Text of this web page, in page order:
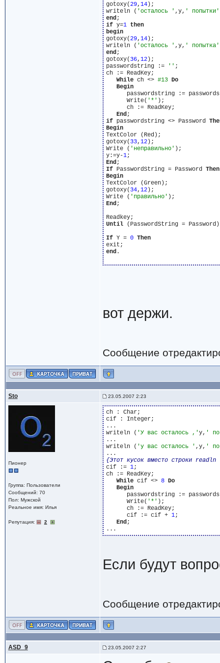
gotoxy(29, 14);
writeln ( 'осталось ' ,y, ' попытки'
end
if y=1 then
begin
gotoxy(29, 14);
writeln ( 'осталось ' ,y, ' попытка'
end;
gotoxy( 36, 12);
passwordstring :=
'' ;
ch := ReadKey;
While ch <> #13 Do
Begin
passwordstring :=
      Write(
'*' );
      ch := ReadKey;
End
if passwordstring <> Password
Begin
TextColor (Red);
gotoxy( 33, 12);
Write ( 'неправильно' );
y:=y-1
End
If PasswordString = Password Then
Begin
TextColor (Green);
gotoxy( 34, 12);
Write ( 'правильно'
End;
Until (PasswordString =
If Y = 0 Then
end.
вот держи.
Сообщение
Sto 23.05.2007 2:23
Пионер
Группа: Пользователи
Сообщений: 70
Пол: Мужской
Реальное имя: Илья
Репутация: 2
ch : Char;
cif : Integer;
...
writeln ( 'У вас осталось ,'y, '
...
writeln ( 'у вас осталось ' ,y, '
{Этот кусок вместо строки
cif := 1;
ch := ReadKey;
While cif <> 8 Do
Begin
passwordstring :=
      Write(
'*' );
      ch := ReadKey;
      cif := cif +
1;
End;
Если будут
Сообщение
ASD_9 23.05.2007 2:27